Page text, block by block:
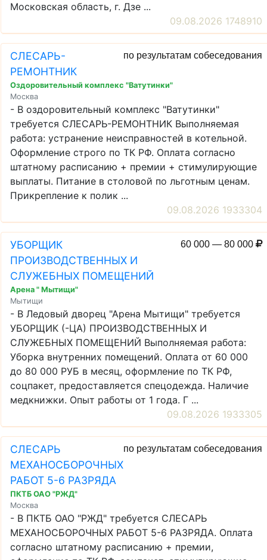
Московская область, г. Дзе ...
09.08.2026 1748910
СЛЕСАРЬ-
РЕМОНТНИК
по результатам собеседования
Оздоровительный комплекс "Ватутинки"
Москва
- В оздоровительный комплекс "Ватутинки"
требуется СЛЕСАРЬ-РЕМОНТНИК Выполняемая
работа: устранение неисправностей в котельной.
Оформление строго по ТК РФ. Оплата согласно
штатному расписанию + премии + стимулирующие
выплаты. Питание в столовой по льготным ценам.
Прикрепление к полик ...
09.08.2026 1933304
УБОРЩИК
ПРОИЗВОДСТВЕННЫХ И
СЛУЖЕБНЫХ ПОМЕЩЕНИЙ
60 000 — 80 000
Арена " Мытищи"
Мытищи
- В Ледовый дворец "Арена Мытищи" требуется
УБОРЩИК (-ЦА) ПРОИЗВОДСТВЕННЫХ И
СЛУЖЕБНЫХ ПОМЕЩЕНИЙ Выполняемая работа:
Уборка внутренних помещений. Оплата от 60 000
до 80 000 РУБ в месяц, оформление по ТК РФ,
соцпакет, предоставляется спецодежда. Наличие
медкнижки. Опыт работы от 1 года. Г ...
09.08.2026 1933305
СЛЕСАРЬ
МЕХАНОСБОРОЧНЫХ
РАБОТ 5-6 РАЗРЯДА
по результатам собеседования
ПКТБ ОАО "РЖД"
Москва
- В ПКТБ ОАО "РЖД" требуется СЛЕСАРЬ
МЕХАНОСБОРОЧНЫХ РАБОТ 5-6 РАЗРЯДА. Оплата
согласно штатному расписанию + премии,